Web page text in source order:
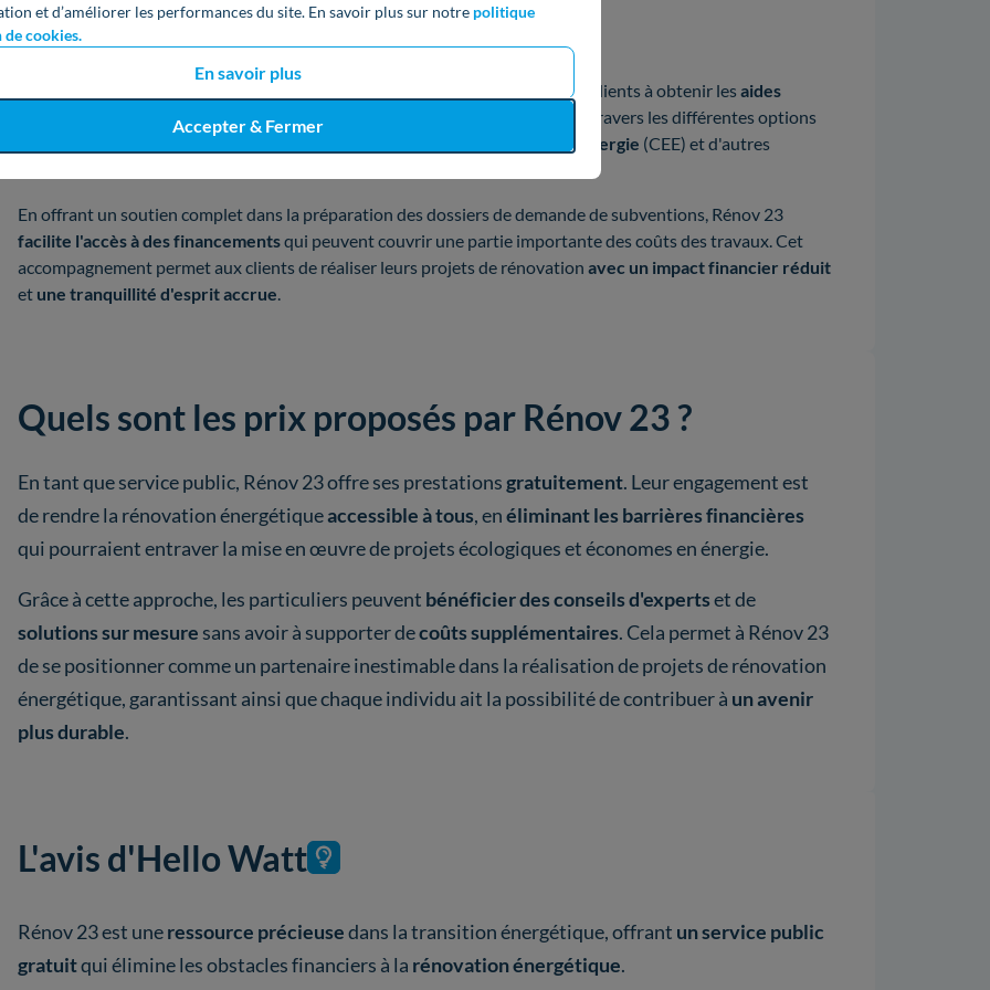
et d’améliorer les performances du site. En savoir plus sur notre politique
cookies.
En savoir plus
Accepter & Fermer
Accompagnement financier
un accompagnement financier pour aider ses clients à obtenir lesaides
pour leurs projets de rénovation. L'entreprise guide ses clients à travers les différentes options
de financement, y comprisMaPrimeRénov’ Certificats d'économies d'énergie (CEE) et d'autres
En offrant un soutien complet dans la préparation des dossiers de demande de subventions, Rénov 23
facilite l'accès à des financementsqui peuvent couvrir une partie importante des coûts des travaux. Cet
accompagnement permet aux clients de réaliser leurs projets de rénovation avec un impact financier réduit
et une tranquillité d'esprit accrue.
Quels sont les prix proposés par Rénov 23 ?
En tant que service public, Rénov 23 offre ses prestationsgratuitement. Leur engagement est
de rendre la rénovation énergétiqueaccessible à tous, enéliminant les barrières financières
qui pourraient entraver la mise en œuvre de projets écologiques et économes en énergie.
Grâce à cette approche, les particuliers peuvent bénéficier des conseils d'expertset de
solutions sur mesure sans avoir à supporter decoûts supplémentaires. Cela permet à Rénov 23
de se positionner comme un partenaire inestimable dans la réalisation de projets de rénovation
énergétique, garantissant ainsi que chaque individu ait la possibilité de contribuer à un avenir
plus durable.
L'avis d'Hello Watt
Rénov 23 est uneressource précieusedans la transition énergétique, offrant un service public
gratuitqui élimine les obstacles financiers à la rénovation énergétique.